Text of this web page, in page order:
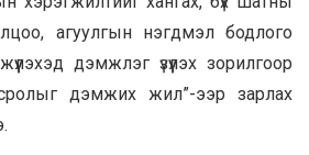
агуулгын нэгдмэл бодлого
дэмжлэг үзүүлэх зорилгоор
дэмжих жил”-ээр зарлах